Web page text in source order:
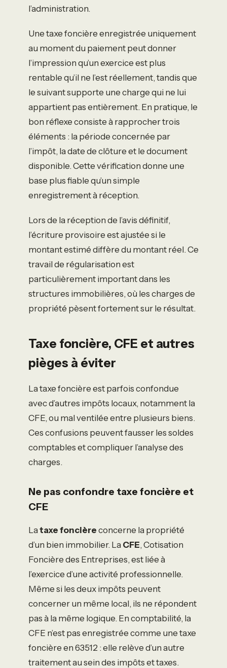
l’administration.
Une taxe foncière enregistrée uniquement
au moment du paiement peut donner
l’impression qu’un exercice est plus
rentable qu’il ne l’est réellement, tandis que
le suivant supporte une charge qui ne lui
appartient pas entièrement. En pratique, le
bon réflexe consiste à rapprocher trois
éléments : la période concernée par
l’impôt, la date de clôture et le document
disponible. Cette vérification donne une
base plus fiable qu’un simple
enregistrement à réception.
Lors de la réception de l’avis définitif,
l’écriture provisoire est ajustée si le
montant estimé diffère du montant réel. Ce
travail de régularisation est
particulièrement important dans les
structures immobilières, où les charges de
propriété pèsent fortement sur le résultat.
Taxe foncière, CFE et autres
pièges à éviter
La taxe foncière est parfois confondue
avec d’autres impôts locaux, notamment la
CFE, ou mal ventilée entre plusieurs biens.
Ces confusions peuvent fausser les soldes
comptables et compliquer l’analyse des
charges.
Ne pas confondre taxe foncière et
CFE
La taxe foncière concerne la propriété
d’un bien immobilier. La CFE, Cotisation
Foncière des Entreprises, est liée à
l’exercice d’une activité professionnelle.
Même si les deux impôts peuvent
concerner un même local, ils ne répondent
pas à la même logique. En comptabilité, la
CFE n’est pas enregistrée comme une taxe
foncière en 63512 : elle relève d’un autre
traitement au sein des impôts et taxes.